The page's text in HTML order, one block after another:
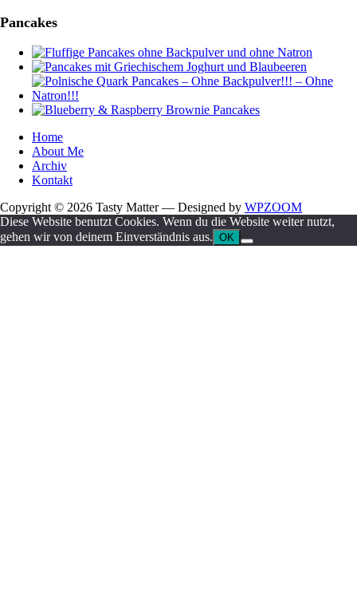
Pancakes
Home
About Me
Archiv
Kontakt
Copyright © 2026 Tasty Matter — Designed by WPZOOM
Diese Website benutzt Cookies. Wenn du die Website weiter nutzt,
gehen wir von deinem Einverständnis aus. OK